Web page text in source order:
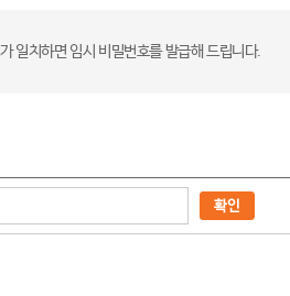
일치하면 임시 비밀번호를 발급해 드립니다.
확인